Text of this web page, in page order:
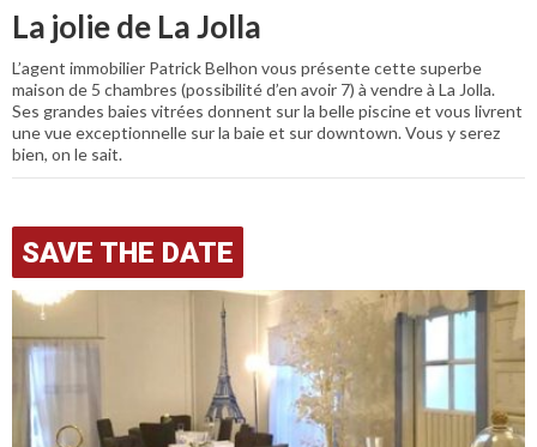
La jolie de La Jolla
L’agent immobilier Patrick Belhon vous présente cette superbe
maison de 5 chambres (possibilité d’en avoir 7) à vendre à La Jolla.
Ses grandes baies vitrées donnent sur la belle piscine et vous livrent
une vue exceptionnelle sur la baie et sur downtown. Vous y serez
bien, on le sait.
SAVE THE DATE